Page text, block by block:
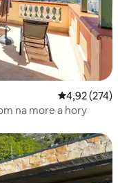
Priemerné
4,92 (274)
na more a hory